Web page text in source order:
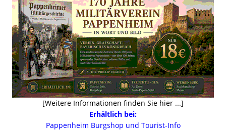
[Weitere Informationen finden Sie hier ...]
Erhältlich bei:
Pappenheim Burgshop und Tourist-Info